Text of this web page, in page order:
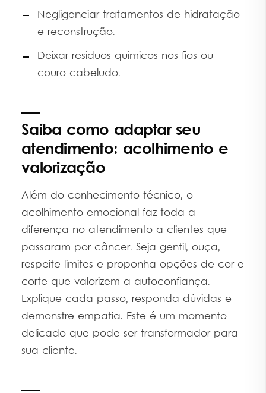
Negligenciar tratamentos de hidratação
e reconstrução.
Deixar resíduos químicos nos fios ou
couro cabeludo.
Saiba como adaptar seu
atendimento: acolhimento e
valorização
Além do conhecimento técnico, o
acolhimento emocional faz toda a
diferença no atendimento a clientes que
passaram por câncer. Seja gentil, ouça,
respeite limites e proponha opções de cor e
corte que valorizem a autoconfiança.
Explique cada passo, responda dúvidas e
demonstre empatia. Este é um momento
delicado que pode ser transformador para
sua cliente.